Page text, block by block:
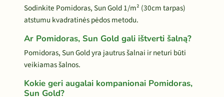
Sodinkite Pomidoras, Sun Gold 1/m² (30cm tarpas)
atstumu kvadratinės pėdos metodu.
Ar Pomidoras, Sun Gold gali ištverti šalną?
Pomidoras, Sun Gold yra jautrus šalnai ir neturi būti
veikiamas šalnos.
Kokie geri augalai kompanionai Pomidoras,
Sun Gold?